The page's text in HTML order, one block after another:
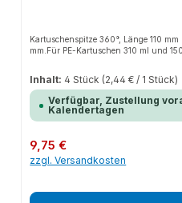
Kartuschenspitze 360°, Länge 110
mm.Für PE-Kartuschen 310 ml und
Inhalt: 4 Stück (2,44 € / 1 Stück)
Verfügbar, Zustellung
Kalendertagen
Regulärer Preis:
9,75 €
zzgl. Versandkosten